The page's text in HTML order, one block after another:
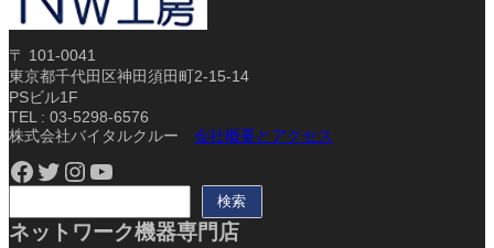
〒 101-0041
東京都千代田区神田須田町2-15-14
PSビル1F
TEL : 03-5298-6576
株式会社バイタルクルー 会社概要とアクセス
Facebook Twitter Instagram YouTube
索
検索
ネットワーク機器専門店